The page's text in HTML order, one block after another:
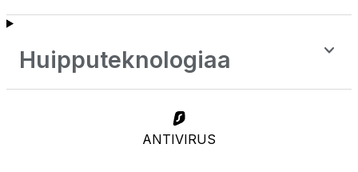
Huipputeknologiaa
ANTIVIRUS